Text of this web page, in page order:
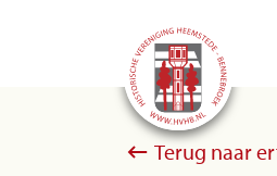
Terug naar